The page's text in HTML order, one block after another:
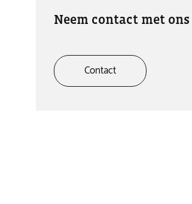
Neem contact met ons
Contact